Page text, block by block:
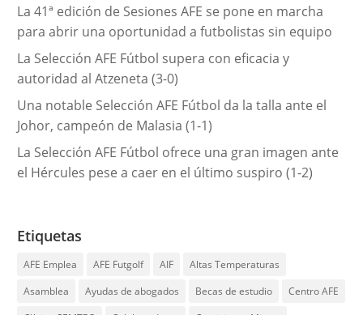
La 41ª edición de Sesiones AFE se pone en marcha
para abrir una oportunidad a futbolistas sin equipo
La Selección AFE Fútbol supera con eficacia y
autoridad al Atzeneta (3-0)
Una notable Selección AFE Fútbol da la talla ante el
Johor, campeón de Malasia (1-1)
La Selección AFE Fútbol ofrece una gran imagen ante
el Hércules pese a caer en el último suspiro (1-2)
Etiquetas
AFE Emplea AFE Futgolf AIF
Altas Temperaturas
Asamblea
Ayudas de abogados Becas de estudio
Centro AFE